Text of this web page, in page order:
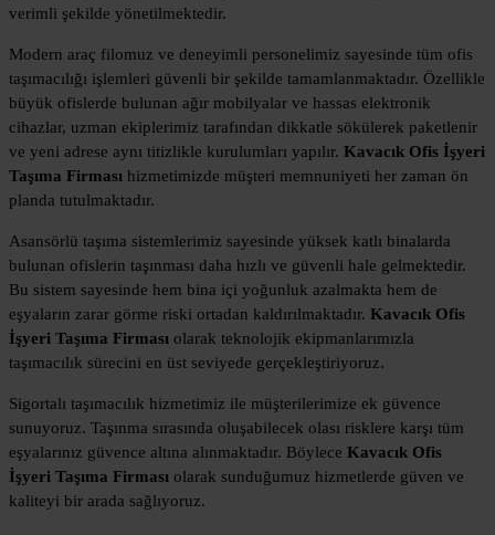
verimli şekilde yönetilmektedir.
Modern araç filomuz ve deneyimli personelimiz sayesinde tüm ofis
taşımacılığı işlemleri güvenli bir şekilde tamamlanmaktadır. Özellikle
büyük ofislerde bulunan ağır mobilyalar ve hassas elektronik
cihazlar, uzman ekiplerimiz tarafından dikkatle sökülerek paketlenir
ve yeni adrese aynı titizlikle kurulumları yapılır. Kavacık Ofis İşyeri
Taşıma Firması hizmetimizde müşteri memnuniyeti her zaman ön
planda tutulmaktadır.
Asansörlü taşıma sistemlerimiz sayesinde yüksek katlı binalarda
bulunan ofislerin taşınması daha hızlı ve güvenli hale gelmektedir.
Bu sistem sayesinde hem bina içi yoğunluk azalmakta hem de
eşyaların zarar görme riski ortadan kaldırılmaktadır. Kavacık Ofis
İşyeri Taşıma Firması olarak teknolojik ekipmanlarımızla
taşımacılık sürecini en üst seviyede gerçekleştiriyoruz.
Sigortalı taşımacılık hizmetimiz ile müşterilerimize ek güvence
sunuyoruz. Taşınma sırasında oluşabilecek olası risklere karşı tüm
eşyalarınız güvence altına alınmaktadır. Böylece Kavacık Ofis
İşyeri Taşıma Firması olarak sunduğumuz hizmetlerde güven ve
kaliteyi bir arada sağlıyoruz.